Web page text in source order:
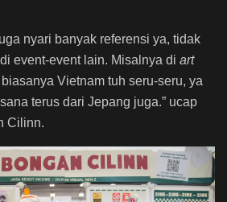
nyari banyak referensi ya, tidak
event-event lain. Misalnya di art
biasanya Vietnam tuh seru-seru, ya
terus dari Jepang juga.” ucap
Cilinn.